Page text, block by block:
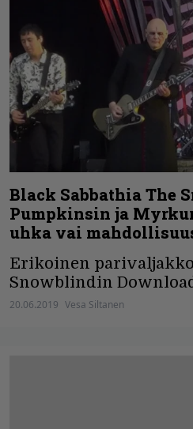
Black Sabbathia The
Pumpkinsin ja
uhka vai
Erikoinen
Snowblindin
20.06.2019 Vesa Siltanen